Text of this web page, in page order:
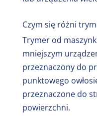
posiadają liczbę
od 1 do nawet 50.
który ma jak
długości
mógł dowolnie
części ciała.
Strzyżenie na
zakupem trymera
Czym się różni
Trymer od
mniejszym
przeznaczony do
punktowego
przeznaczone do
powierzchni.